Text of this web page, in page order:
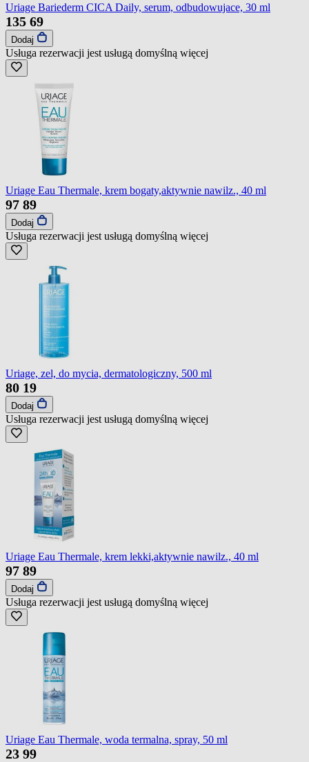
Uriage Bariederm CICA Daily, serum, odbudowujace, 30 ml
135 69
Dodaj
Usługa rezerwacji jest usługą domyślną więcej
Uriage Eau Thermale, krem bogaty,aktywnie nawilz., 40 ml
97 89
Dodaj
Usługa rezerwacji jest usługą domyślną więcej
Uriage, zel, do mycia, dermatologiczny, 500 ml
80 19
Dodaj
Usługa rezerwacji jest usługą domyślną więcej
Uriage Eau Thermale, krem lekki,aktywnie nawilz., 40 ml
97 89
Dodaj
Usługa rezerwacji jest usługą domyślną więcej
Uriage Eau Thermale, woda termalna, spray, 50 ml
23 99